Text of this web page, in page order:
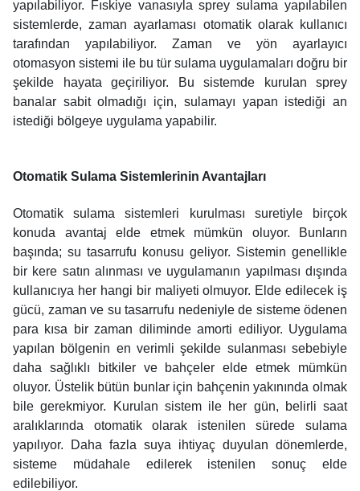
yapılabiliyor. Fıskiye vanasıyla sprey sulama yapılabilen
sistemlerde, zaman ayarlaması otomatik olarak kullanıcı
tarafından yapılabiliyor. Zaman ve yön ayarlayıcı
otomasyon sistemi ile bu tür sulama uygulamaları doğru bir
şekilde hayata geçiriliyor. Bu sistemde kurulan sprey
banalar sabit olmadığı için, sulamayı yapan istediği an
istediği bölgeye uygulama yapabilir.
Otomatik Sulama Sistemlerinin Avantajları
Otomatik sulama sistemleri kurulması suretiyle birçok
konuda avantaj elde etmek mümkün oluyor. Bunların
başında; su tasarrufu konusu geliyor. Sistemin genellikle
bir kere satın alınması ve uygulamanın yapılması dışında
kullanıcıya her hangi bir maliyeti olmuyor. Elde edilecek iş
gücü, zaman ve su tasarrufu nedeniyle de sisteme ödenen
para kısa bir zaman diliminde amorti ediliyor. Uygulama
yapılan bölgenin en verimli şekilde sulanması sebebiyle
daha sağlıklı bitkiler ve bahçeler elde etmek mümkün
oluyor. Üstelik bütün bunlar için bahçenin yakınında olmak
bile gerekmiyor. Kurulan sistem ile her gün, belirli saat
aralıklarında otomatik olarak istenilen sürede sulama
yapılıyor. Daha fazla suya ihtiyaç duyulan dönemlerde,
sisteme müdahale edilerek istenilen sonuç elde
edilebiliyor.